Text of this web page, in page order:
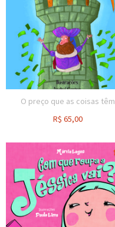
O preço que as coisas têm
R$ 65,00